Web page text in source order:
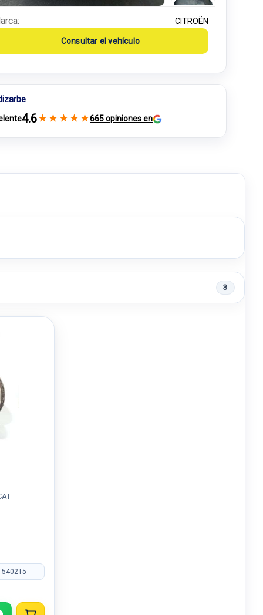
CITROËN
Consultar el vehículo
4.6★ ★ ★ ★ ★665 opiniones en
3
5402T5